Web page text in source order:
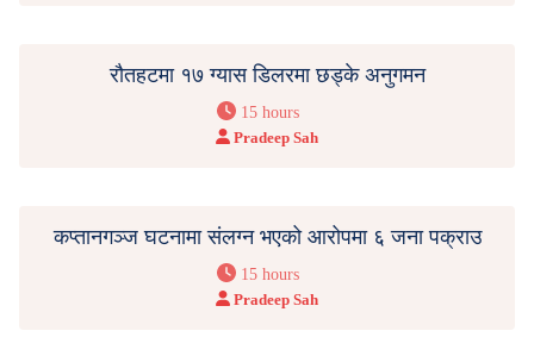
रौतहटमा १७ ग्यास डिलरमा छड्के अनुगमन
15 hours
Pradeep Sah
कप्तानगञ्ज घटनामा संलग्न भएको आरोपमा ६ जना पक्राउ
15 hours
Pradeep Sah